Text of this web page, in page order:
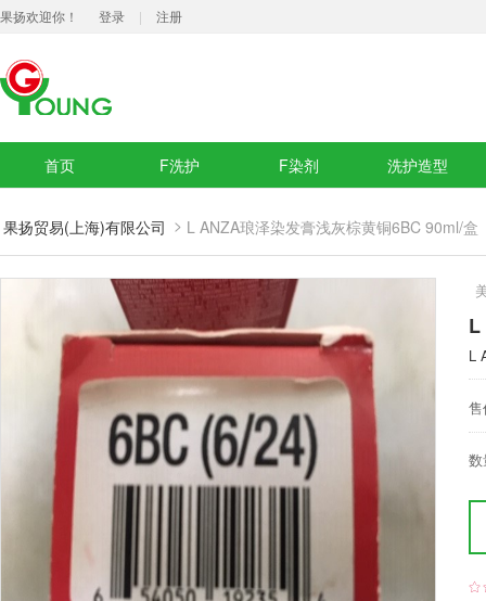
果扬欢迎你！ 登录 | 注册
首页 F洗护 F染剂 洗护造型
果扬贸易(上海)有限公司 > L ANZA琅泽染发膏浅灰棕黄铜6BC 90ml/盒
L
L